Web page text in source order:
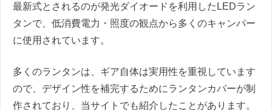
最新式とされるのが発光ダイオードを利用したLEDラン
タンで、低消費電力・照度の観点から多くのキャンパー
に使用されています。
多くのランタンは、ギア自体は実用性を重視しています
ので、デザイン性を補完するためにランタンカバーが制
作されており、当サイトでも紹介したことがあります。